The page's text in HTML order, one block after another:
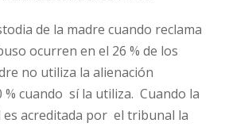
de la madre cuando reclama
ocurren en el 26 % de los
no utiliza la alienación
cuando sí la utiliza. Cuando la
acreditada por el tribunal la